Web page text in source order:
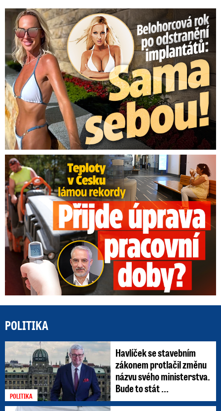
Belohorcová rok po odstranění implantátů: Konečně sama sebou
Teploty v Česku lámou rekordy: Přijde úprava pracovní doby?
POLITIKA
POLITIKA
Havlíček se stavebním
zákonem protlačil změnu
názvu svého ministerstva.
Bude to stát ...